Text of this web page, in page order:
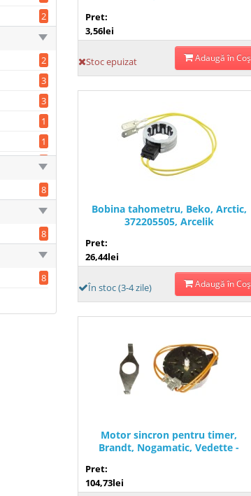
2
2
3
3
1
1
1
1
1
1
8
8
8
Pret:
3,56lei
Stoc epuizat Adaugă în Coş
Bobina tahometru, Beko, Arctic,
372205505, Arcelik
Pret:
26,44lei
În stoc (3-4 zile) Adaugă în Coş
Motor sincron pentru timer,
Brandt, Nogamatic, Vedette -
Pret:
104,73lei